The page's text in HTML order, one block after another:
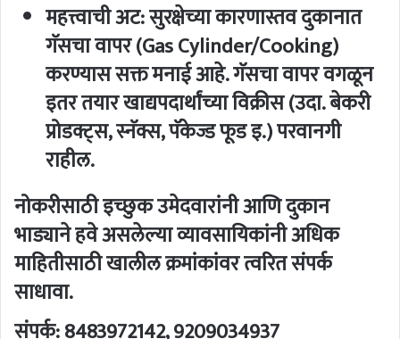
महत्त्वाची अट:सुरक्षेच्या कारणास्तव दुकानात
गॅसचा वापर (Gas Cylinder/Cooking)
करण्यास सक्त मनाई आहे. गॅसचा वापर वगळून
इतर तयार खाद्यपदार्थांच्या विक्रीस (उदा. बेकरी
प्रोडक्ट्स, स्नॅक्स, पॅकेज्ड फूड इ.) परवानगी
राहील.
नोकरीसाठी इच्छुक उमेदवारांनी आणि दुकान
भाड्याने हवे असलेल्या व्यावसायिकांनी अधिक
माहितीसाठी खालील क्रमांकांवर त्वरित संपर्क
साधावा.
संपर्क:8483972142, 9209034937